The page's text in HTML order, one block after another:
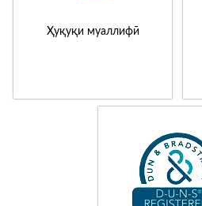
Ҳуқуқи муаллифӣ